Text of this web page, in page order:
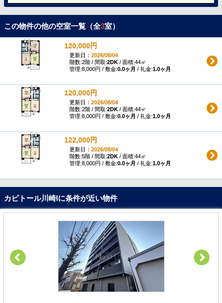
この物件の他の空室一覧（全3室）
120,000円
更新日： 2026/08/04
階数:2階 / 間取:2DK/ 面積:44㎡
管理:8,000円 / 敷金:0.0ヶ月 / 礼金:1.0ヶ月
120,000円
更新日： 2026/08/04
階数:2階 / 間取:2DK/ 面積:44㎡
管理:8,000円 / 敷金:0.0ヶ月 / 礼金:1.0ヶ月
122,000円
更新日： 2026/08/04
階数:5階 / 間取:2DK/ 面積:44㎡
管理:8,000円 / 敷金:0.0ヶ月 / 礼金:1.0ヶ月
カピトール川崎Iに条件が近い物件